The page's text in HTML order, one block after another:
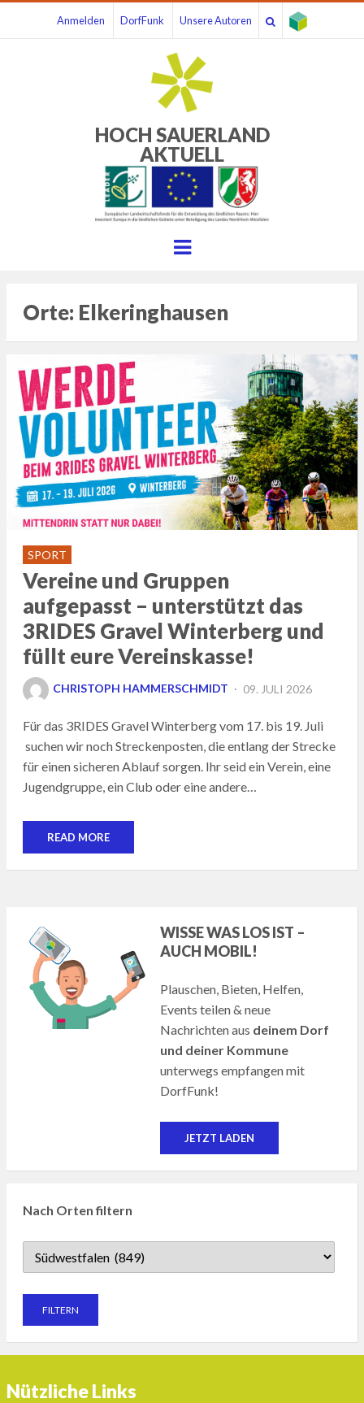
Anmelden DorfFunk Unsere Autoren
HOCH SAUERLAND
AKTUELL
Menu
Orte: Elkeringhausen
SPORT
Vereine und Gruppen
aufgepasst – unterstützt das
3RIDES Gravel Winterberg und
füllt eure Vereinskasse!
CHRISTOPH HAMMERSCHMIDT
POSTED
09. JULI 2026
Für das 3RIDES Gravel Winterberg vom 17. bis 19. Juli
suchen wir noch Streckenposten, die entlang der Strecke
für einen sicheren Ablauf sorgen. Ihr seid ein Verein, eine
Jugendgruppe, ein Club oder eine andere…
READ MORE
WISSE WAS LOS IST –
AUCH MOBIL!
Plauschen, Bieten, Helfen,
Events teilen & neue
Nachrichten aus deinem Dorf
und deiner Kommune
unterwegs empfangen mit
DorfFunk!
JETZT LADEN
Nach Orten filtern
Nützliche Links